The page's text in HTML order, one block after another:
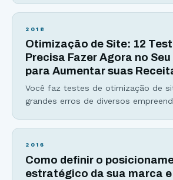
único conteúdo. Números que
entender por que um conteúdo
com um pouco de atenção
algumas características universais
2018
Otimização de Site: 12
Precisa Fazer Agora no
para Aumentar suas
Você faz testes de otimização de
grandes erros de diversos
tipos de páginas, design e copy
busque ter um negócio bem
2016
Como definir o
estratégico da sua marca